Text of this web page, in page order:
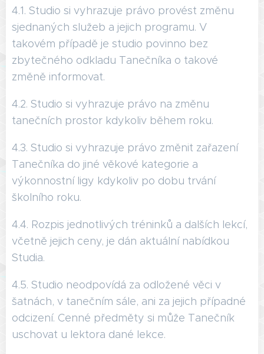
4.1. Studio si vyhrazuje právo provést změnu
sjednaných služeb a jejich programu. V
takovém případě je studio povinno bez
zbytečného odkladu Tanečníka o takové
změně informovat.
4.2. Studio si vyhrazuje právo na změnu
tanečních prostor kdykoliv během roku.
4.3. Studio si vyhrazuje právo změnit zařazení
Tanečníka do jiné věkové kategorie a
výkonnostní ligy kdykoliv po dobu trvání
školního roku.
4.4. Rozpis jednotlivých tréninků a dalších lekcí,
včetně jejich ceny, je dán aktuální nabídkou
Studia.
4.5. Studio neodpovídá za odložené věci v
šatnách, v tanečním sále, ani za jejich případné
odcizení. Cenné předměty si může Tanečník
uschovat u lektora dané lekce.